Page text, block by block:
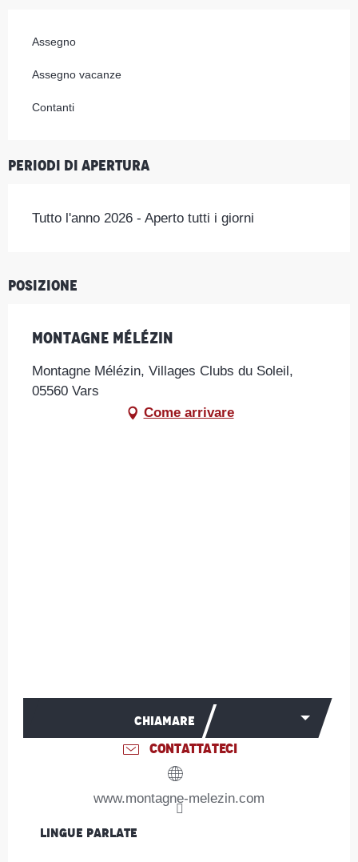
Assegno
Assegno vacanze
Contanti
Periodi di apertura
Tutto l'anno 2026 - Aperto tutti i giorni
Posizione
Montagne Mélézin
Montagne Mélézin, Villages Clubs du Soleil,
05560 Vars
Come arrivare
CHIAMARE
CONTATTATECI
www.montagne-melezin.com
Lingue parlate
Lingue parlate